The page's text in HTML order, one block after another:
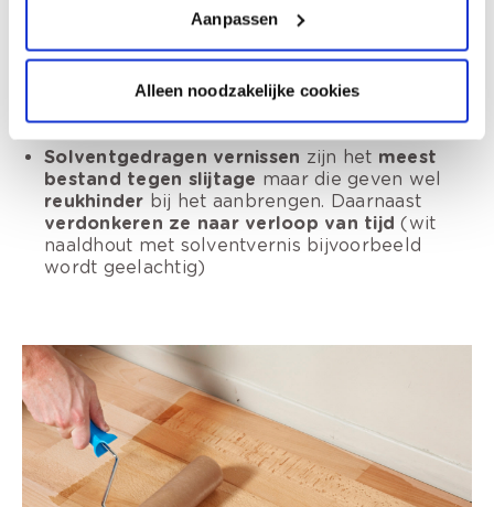
Aanpassen
Alleen noodzakelijke cookies
Hogere glansbetekent beter bestand tegen
opblinken, vervuiling en krassen maar
Solventgedragen vernissen zijn het meest
bestand tegen slijtage maar die geven wel
reukhinder bij het aanbrengen. Daarnaast
verdonkeren ze naar verloop van tijd (wit
naaldhout met solventvernis bijvoorbeeld
wordt geelachtig)